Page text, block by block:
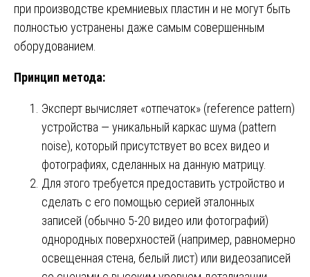
при производстве кремниевых пластин и не могут быть
полностью устранены даже самым совершенным
оборудованием.
Принцип метода:
Эксперт вычисляет «отпечаток» (reference pattern)
устройства — уникальный каркас шума (pattern
noise), который присутствует во всех видео и
фотографиях, сделанных на данную матрицу.
Для этого требуется предоставить устройство и
сделать с его помощью серией эталонных
записей (обычно 5-20 видео или фотографий)
однородных поверхностей (например, равномерно
освещенная стена, белый лист) или видеозаписей